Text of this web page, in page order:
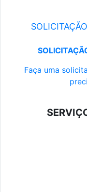
Faça uma